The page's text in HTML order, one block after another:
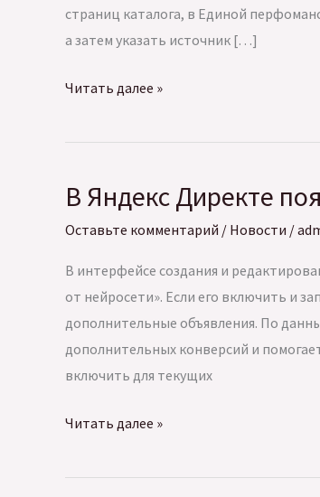
страниц каталога, в Единой
а затем указать источник […]
В
перфоманс-
Яндекс
доступны
объявления
для
страниц
каталога
Читать далее »
В Яндекс Директе
Оставьте комментарий / Новости /
В интерфейсе создания и
от нейросети». Если его включить и
дополнительные объявления. По
дополнительных конверсий и
включить для текущих
В
Директе
Читать далее »